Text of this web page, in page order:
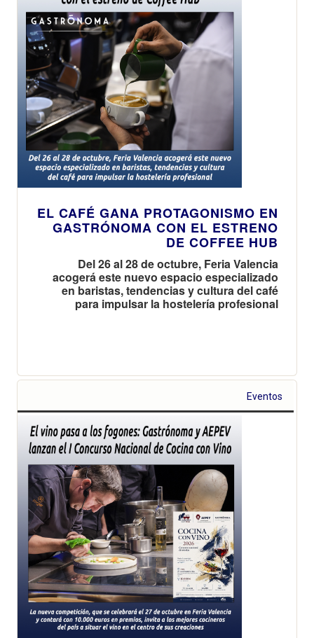
EL CAFÉ GANA PROTAGONISMO EN
GASTRÓNOMA CON EL ESTRENO
DE COFFEE HUB
Del 26 al 28 de octubre, Feria Valencia
acogerá este nuevo espacio especializado
en baristas, tendencias y cultura del café
para impulsar la hostelería profesional
Eventos